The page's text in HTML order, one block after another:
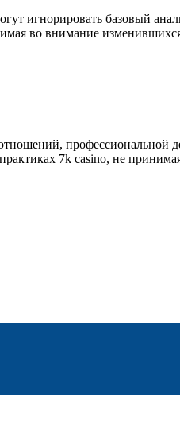
игнорировать базовый
во внимание
профессиональной
7k casino, не